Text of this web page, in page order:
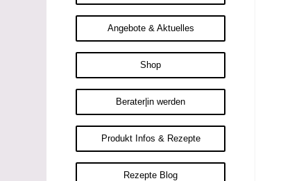
Angebote & Aktuelles
Shop
Berater|in werden
Produkt Infos & Rezepte
Rezepte Blog